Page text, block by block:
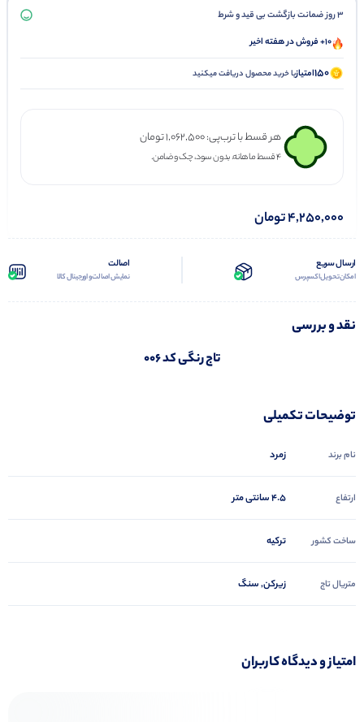
3 روز ضمانت بازگشت بی قید و شرط
10+ فروش در هفته اخیر
150امتیازبا خرید محصول دریافت میکنید
هر قسط با ترب‌پی:1,062,500تومان
۴ قسط ماهانه. بدون سود، چک و ضامن.
4,250,000تومان
ارسال سریع
امکان تحویل اکسپرس
اصالت
نمایش اصالت و اورجینال کالا
نقد و بررسی
تاج رنگی کد 006
توضیحات تکمیلی
نام برند زمرد
ارتفاع 4.5 سانتی متر
ساخت کشور ترکیه
متریال تاج زیرکن, سنگ
امتیاز و دیدگاه کاربران